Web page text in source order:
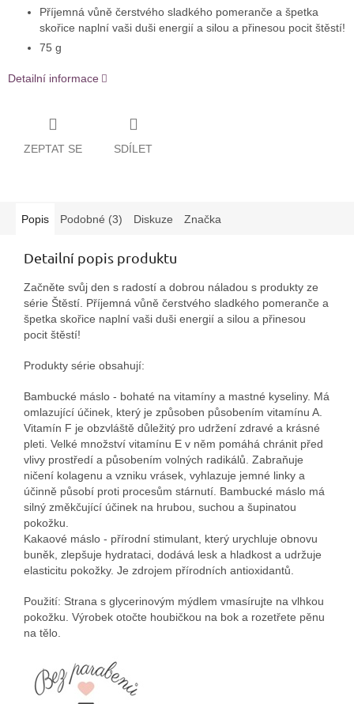
Příjemná vůně čerstvého sladkého pomeranče a špetka
skořice naplní vaši duši energií a silou a přinesou pocit štěstí!
75 g
Detailní informace
ZEPTAT SE SDÍLET
Popis Podobné (3) Diskuze Značka
Detailní popis produktu
Začněte svůj den s radostí a dobrou náladou s produkty ze
série Štěstí. Příjemná vůně čerstvého sladkého pomeranče a
špetka skořice naplní vaši duši energií a silou a přinesou
pocit štěstí!
Produkty série obsahují:
Bambucké máslo - bohaté na vitamíny a mastné kyseliny. Má
omlazující účinek, který je způsoben působením vitamínu A.
Vitamín F je obzvláště důležitý pro udržení zdravé a krásné
pleti. Velké množství vitamínu E v něm pomáhá chránit před
vlivy prostředí a působením volných radikálů. Zabraňuje
ničení kolagenu a vzniku vrásek, vyhlazuje jemné linky a
účinně působí proti procesům stárnutí. Bambucké máslo má
silný změkčující účinek na hrubou, suchou a šupinatou
pokožku.
Kakaové máslo - přírodní stimulant, který urychluje obnovu
buněk, zlepšuje hydrataci, dodává lesk a hladkost a udržuje
elasticitu pokožky. Je zdrojem přírodních antioxidantů.
Použití: Strana s glycerinovým mýdlem vmasírujte na vlhkou
pokožku. Výrobek otočte houbičkou na bok a rozetřete pěnu
na tělo.